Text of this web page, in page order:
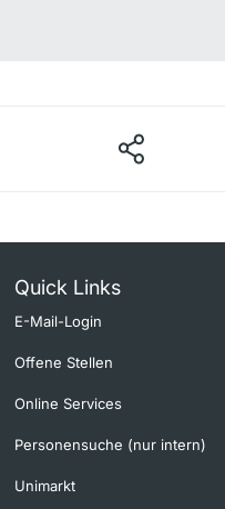
Quick Links
E-Mail-Login
Offene Stellen
Online Services
Personensuche (nur intern)
Unimarkt